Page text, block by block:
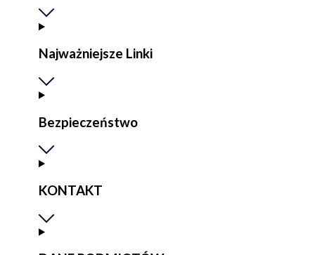
Najważniejsze Linki
Bezpieczeństwo
KONTAKT